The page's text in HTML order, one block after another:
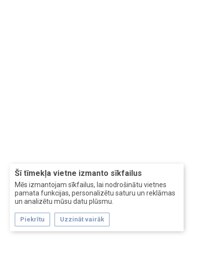
Šī tīmekļa vietne izmanto sīkfailus
Mēs izmantojam sīkfailus, lai nodrošinātu vietnes
pamata funkcijas, personalizētu saturu un reklāmas
un analizētu mūsu datu plūsmu.
Piekrītu Uzzināt vairāk